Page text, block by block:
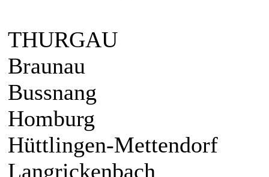
THURGAU
Braunau
Bussnang
Homburg
Hüttlingen-Mettendorf
Langrickenbach